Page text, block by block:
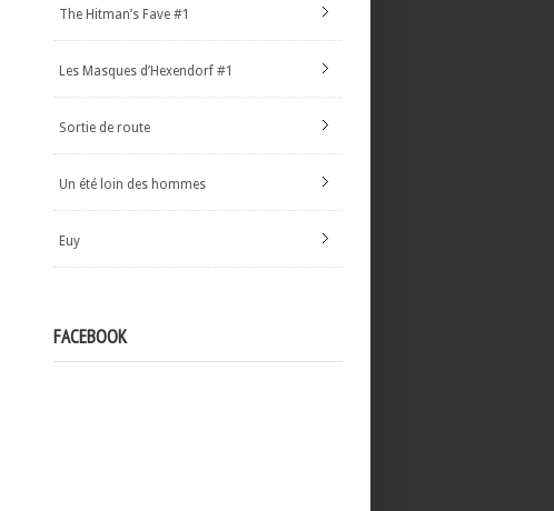
The Hitman’s Fave #1
Les Masques d’Hexendorf #1
Sortie de route
Un été loin des hommes
Euy
FACEBOOK